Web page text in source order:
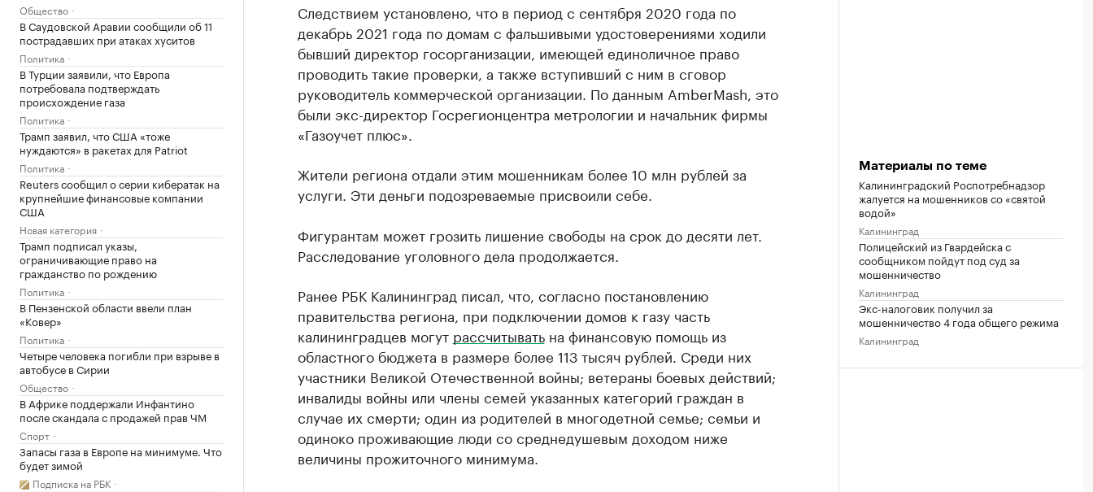
Общество
В Саудовской Аравии сообщили об 11
пострадавших при атаках хуситов
Политика
В Турции заявили, что Европа
потребовала подтверждать
происхождение газа
Политика
Трамп заявил, что США «тоже
нуждаются» в ракетах для Patriot
Политика
Reuters сообщил о серии кибератак на
крупнейшие финансовые компании
США
Новая категория
Трамп подписал указы,
ограничивающие право на
гражданство по рождению
Политика
В Пензенской области ввели план
«Ковер»
Политика
Четыре человека погибли при взрыве в
автобусе в Сирии
Общество
В Африке поддержали Инфантино
после скандала с продажей прав ЧМ
Спорт
Запасы газа в Европе на минимуме. Что
будет зимой
Подписка на РБК
Следствием установлено, что в период с сентября 2020 года по
декабрь 2021 года по домам с фальшивыми удостоверениями ходили
бывший директор госорганизации, имеющей единоличное право
проводить такие проверки, а также вступивший с ним в сговор
руководитель коммерческой организации. По данным AmberMash, это
были экс-директор Госрегионцентра метрологии и начальник фирмы
«Газоучет плюс».
Жители региона отдали этим мошенникам более 10 млн рублей за
услуги. Эти деньги подозреваемые присвоили себе.
Фигурантам может грозить лишение свободы на срок до десяти лет.
Расследование уголовного дела продолжается.
Ранее РБК Калининград писал, что, согласно постановлению
правительства региона, при подключении домов к газу часть
калининградцев могут рассчитыватьна финансовую помощь из
областного бюджета в размере более 113 тысяч рублей. Среди них
участники Великой Отечественной войны; ветераны боевых действий;
инвалиды войны или члены семей указанных категорий граждан в
случае их смерти; один из родителей в многодетной семье; семьи и
одиноко проживающие люди со среднедушевым доходом ниже
величины прожиточного минимума.
Материалы по теме
Калининградский Роспотребнадзор
жалуется на мошенников со «святой
водой»
Калининград
Полицейский из Гвардейска с
сообщником пойдут под суд за
мошенничество
Калининград
Экс-налоговик получил за
мошенничество 4 года общего режима
Калининград